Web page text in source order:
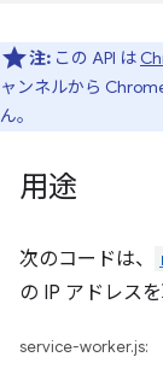
注: この API は
ャンネルから
ん。
用途
次のコードは、
の IP アドレスを
service-worker.js: